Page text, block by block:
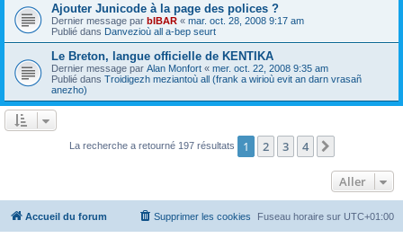
Ajouter Junicode à la page des polices ?
Dernier message par bIBAR « mar. oct. 28, 2008 9:17 am
Publié dans Danvezioù all a-bep seurt
Le Breton, langue officielle de KENTIKA
Dernier message par Alan Monfort « mer. oct. 22, 2008 9:35 am
Publié dans Troidigezh meziantoù all (frank a wirioù evit an darn vrasañ
anezho)
La recherche a retourné 197 résultats 1 2 3 4
Aller
Accueil du forum Fuseau horaire sur UTC+01:00
Supprimer les cookies